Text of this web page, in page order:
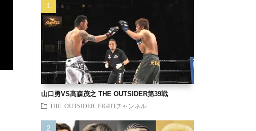
山口勇VS高森茂之 THE OUTSIDER第39戦
THE OUTSIDER FIGHTチャンネル